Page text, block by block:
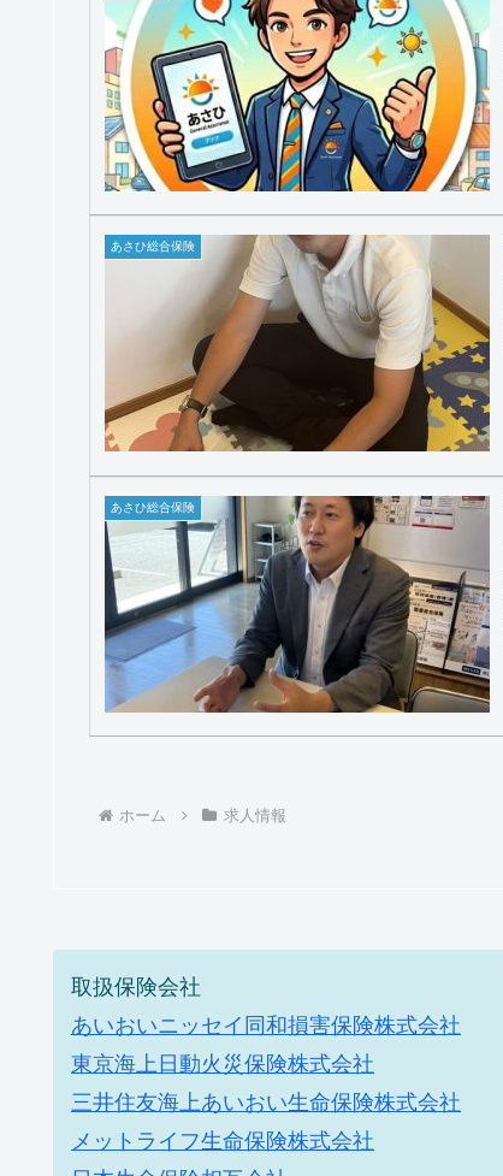
あさひ総合保険
あさひ総合保険
ホーム 求人情報
取扱保険会社
あいおいニッセイ同和損害保険株式会社
東京海上日動火災保険株式会社
三井住友海上あいおい生命保険株式会社
メットライフ生命保険株式会社